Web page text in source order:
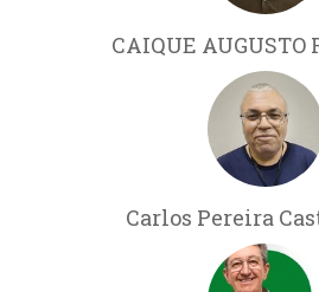
CAIQUE AUGUSTO
Carlos Pereira